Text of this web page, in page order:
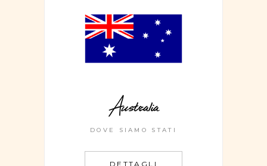
Australia
DOVE SIAMO STATI
DETTAGLI